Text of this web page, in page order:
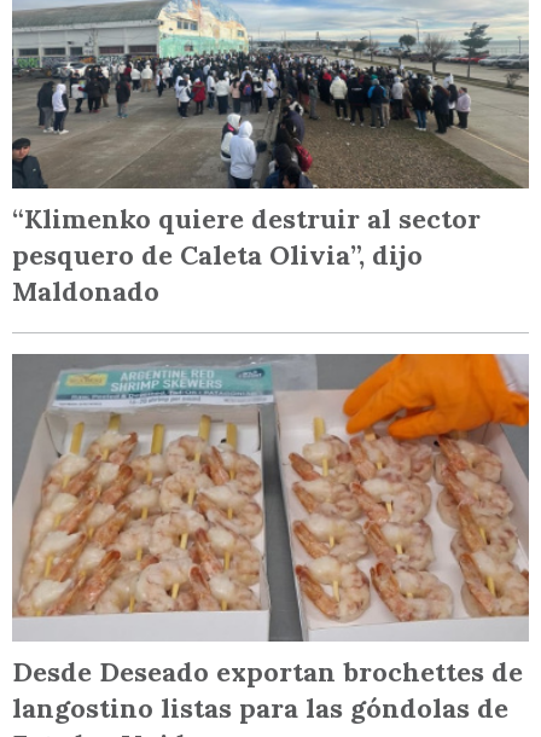
“Klimenko quiere destruir al sector
pesquero de Caleta Olivia”, dijo
Maldonado
Desde Deseado exportan brochettes de
langostino listas para las góndolas de